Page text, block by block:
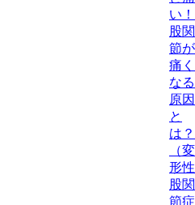
い！
股関
節が
痛く
なる
原因
と
は？
（変
形性
股関
節症